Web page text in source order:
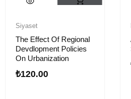
Siyaset
The Effect Of Regional
Devdlopment Policies
On Urbanization
₺120.00